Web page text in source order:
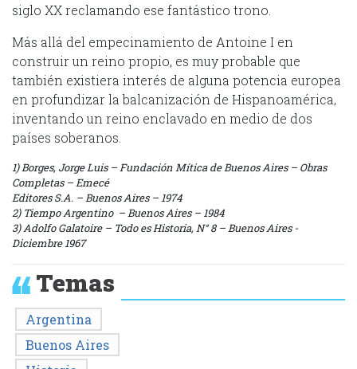
siglo XX reclamando ese fantástico trono.
Más allá del empecinamiento de Antoine I en
construir un reino propio, es muy probable que
también existiera interés de alguna potencia europea
en profundizar la balcanización de Hispanoamérica,
inventando un reino enclavado en medio de dos
países soberanos.
1) Borges, Jorge Luis – Fundación Mítica de Buenos Aires – Obras
Completas – Emecé
Editores S.A. – Buenos Aires – 1974
2) Tiempo Argentino – Buenos Aires – 1984
3) Adolfo Galatoire – Todo es Historia, N° 8 – Buenos Aires -
Diciembre 1967
Temas
Argentina
Buenos Aires